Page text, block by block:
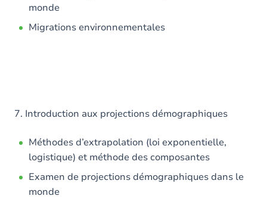
monde
Migrations environnementales
7. Introduction aux projections démographiques
Méthodes d’extrapolation (loi exponentielle,
logistique) et méthode des composantes
Examen de projections démographiques dans le
monde